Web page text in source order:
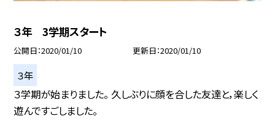
３年 3学期スタート
公開日 2020/01/10 更新日 2020/01/10
３年
３学期が始まりました。 久しぶりに顔を合した友達と，楽しく
遊んですごしました。